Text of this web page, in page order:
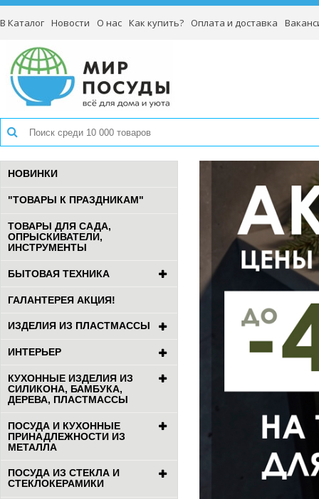
В Каталог Новости О нас Как купить? Оплата и доставка
НОВИНКИ
"ТОВАРЫ К ПРАЗДНИКАМ"
ТОВАРЫ ДЛЯ САДА,
ОПРЫСКИВАТЕЛИ,
ИНСТРУМЕНТЫ
БЫТОВАЯ ТЕХНИКА
ГАЛАНТЕРЕЯ АКЦИЯ!
ИЗДЕЛИЯ ИЗ ПЛАСТМАССЫ
ИНТЕРЬЕР
КУХОННЫЕ ИЗДЕЛИЯ ИЗ
СИЛИКОНА, БАМБУКА,
ДЕРЕВА, ПЛАСТМАССЫ
ПОСУДА И КУХОННЫЕ
ПРИНАДЛЕЖНОСТИ ИЗ
МЕТАЛЛА
ПОСУДА ИЗ СТЕКЛА И
СТЕКЛОКЕРАМИКИ